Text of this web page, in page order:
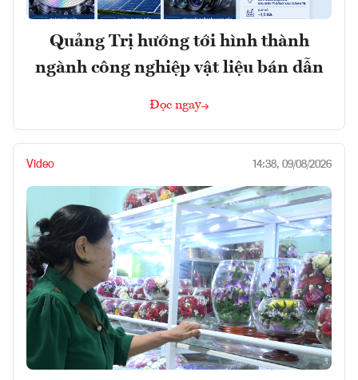
Quảng Trị hướng tới hình thành
ngành công nghiệp vật liệu bán dẫn
Đọc ngay
Video 14:38, 09/08/2026